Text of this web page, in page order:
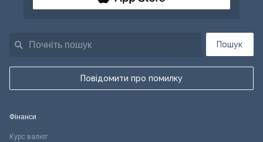
Пошук
Повідомити про помилку
Фінанси
Курс валют